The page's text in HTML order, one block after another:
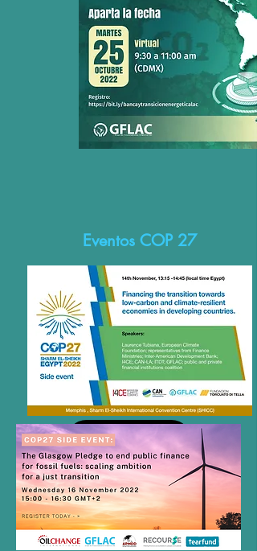
Eventos COP 27
COMUNICADO DE PRENSA
REVIVE EL EVENTO